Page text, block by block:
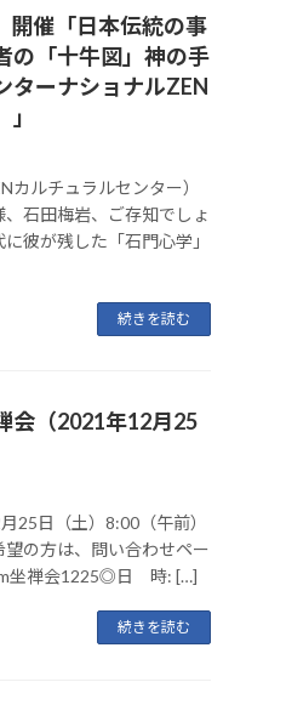
開催「日本伝統の事
の「十牛図」神の手
ターナショナルZEN
ルチュラルセンター）
石田梅岩、ご存知でしょ
彼が残した「石門心学」
続きを読む
会（2021年12月25
25日（土）8:00（午前）
の方は、問い合わせペー
坐禅会1225◎日 時: […]
続きを読む